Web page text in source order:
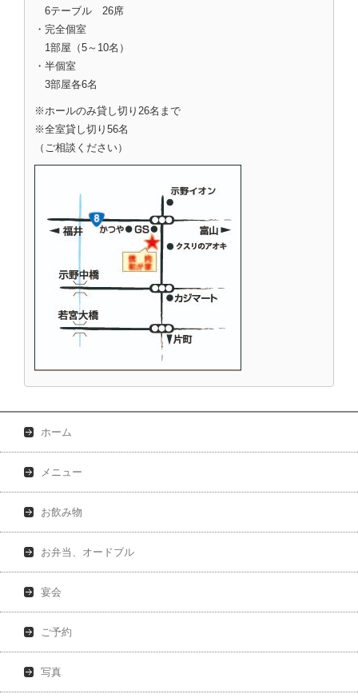
6テーブル 26席
・完全個室
1部屋（5～10名）
・半個室
3部屋各6名
※ホールのみ貸し切り26名まで
※全室貸し切り56名
（ご相談ください）
ホーム
メニュー
お飲み物
お弁当、オードブル
宴会
ご予約
写真